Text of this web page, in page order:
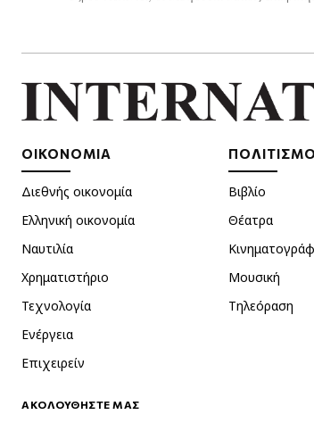
ΟΙΚΟΝΟΜΙΑ
Διεθνής οικονομία
Ελληνική οικονομία
Ναυτιλία
Χρηματιστήριο
Τεχνολογία
Ενέργεια
Επιχειρείν
Βιβλίο
Θέατρα
Μουσική
Τηλεόραση
ΑΚΟΛΟΥΘΗΣΤΕ ΜΑΣ